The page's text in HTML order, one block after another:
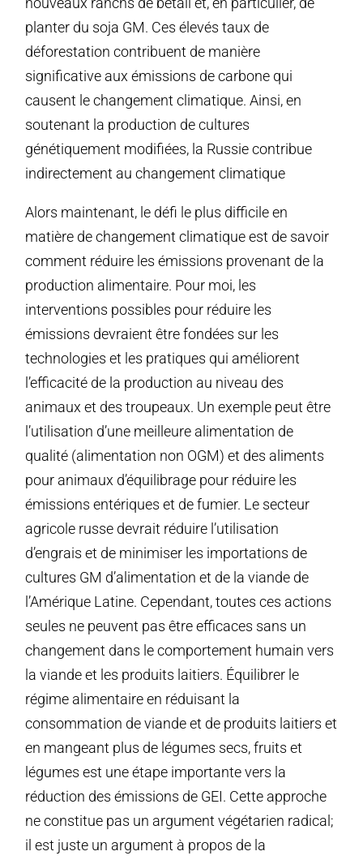
planter du soja GM. Ces élevés taux de
déforestation contribuent de manière
significative aux émissions de carbone qui
causent le changement climatique. Ainsi, en
soutenant la production de cultures
génétiquement modifiées, la Russie contribue
indirectement au changement climatique
Alors maintenant, le défi le plus difficile en
matière de changement climatique est de savoir
comment réduire les émissions provenant de la
production alimentaire. Pour moi, les
interventions possibles pour réduire les
émissions devraient être fondées sur les
technologies et les pratiques qui améliorent
l’efficacité de la production au niveau des
animaux et des troupeaux. Un exemple peut être
l’utilisation d’une meilleure alimentation de
qualité (alimentation non OGM) et des aliments
pour animaux d’équilibrage pour réduire les
émissions entériques et de fumier. Le secteur
agricole russe devrait réduire l’utilisation
d’engrais et de minimiser les importations de
cultures GM d’alimentation et de la viande de
l’Amérique Latine. Cependant, toutes ces actions
seules ne peuvent pas être efficaces sans un
changement dans le comportement humain vers
la viande et les produits laitiers. Équilibrer le
régime alimentaire en réduisant la
consommation de viande et de produits laitiers et
en mangeant plus de légumes secs, fruits et
légumes est une étape importante vers la
réduction des émissions de GEI. Cette approche
ne constitue pas un argument végétarien radical;
il est juste un argument à propos de la